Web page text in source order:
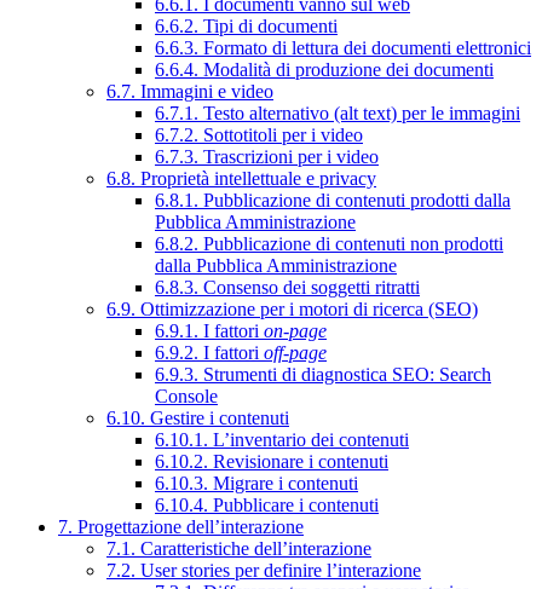
6.6.2. Tipi di documenti
6.6.3. Formato di lettura dei documenti elettronici
6.6.4. Modalità di produzione dei documenti
6.7. Immagini e video
6.7.1. Testo alternativo (alt text) per le immagini
6.7.2. Sottotitoli per i video
6.7.3. Trascrizioni per i video
6.8. Proprietà intellettuale e privacy
6.8.1. Pubblicazione di contenuti prodotti dalla
Pubblica Amministrazione
6.8.2. Pubblicazione di contenuti non prodotti
dalla Pubblica Amministrazione
6.8.3. Consenso dei soggetti ritratti
6.9. Ottimizzazione per i motori di ricerca (SEO)
6.9.1. I fattori on-page
6.9.2. I fattori off-page
6.9.3. Strumenti di diagnostica SEO: Search
Console
6.10. Gestire i contenuti
6.10.1. L’inventario dei contenuti
6.10.2. Revisionare i contenuti
6.10.3. Migrare i contenuti
6.10.4. Pubblicare i contenuti
7. Progettazione dell’interazione
7.1. Caratteristiche dell’interazione
7.2. User stories per definire l’interazione